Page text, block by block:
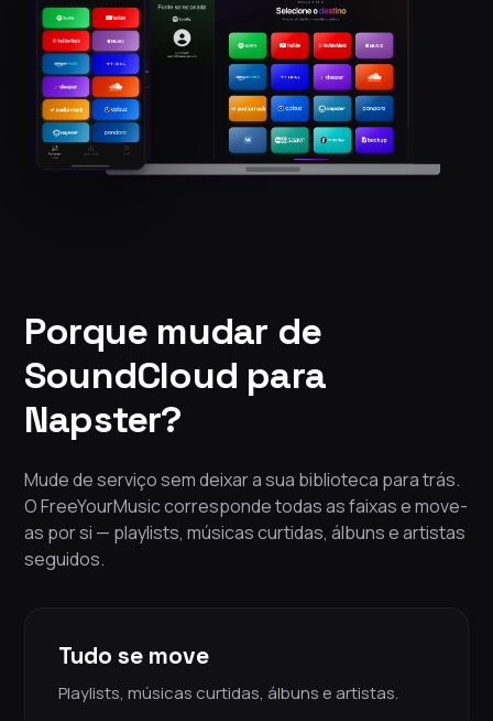
Porque mudar de
SoundCloud para
Napster?
Mude de serviço sem deixar a sua biblioteca para trás.
O FreeYourMusic corresponde todas as faixas e move-
as por si — playlists, músicas curtidas, álbuns e artistas
seguidos.
Tudo se move
Playlists, músicas curtidas, álbuns e artistas.